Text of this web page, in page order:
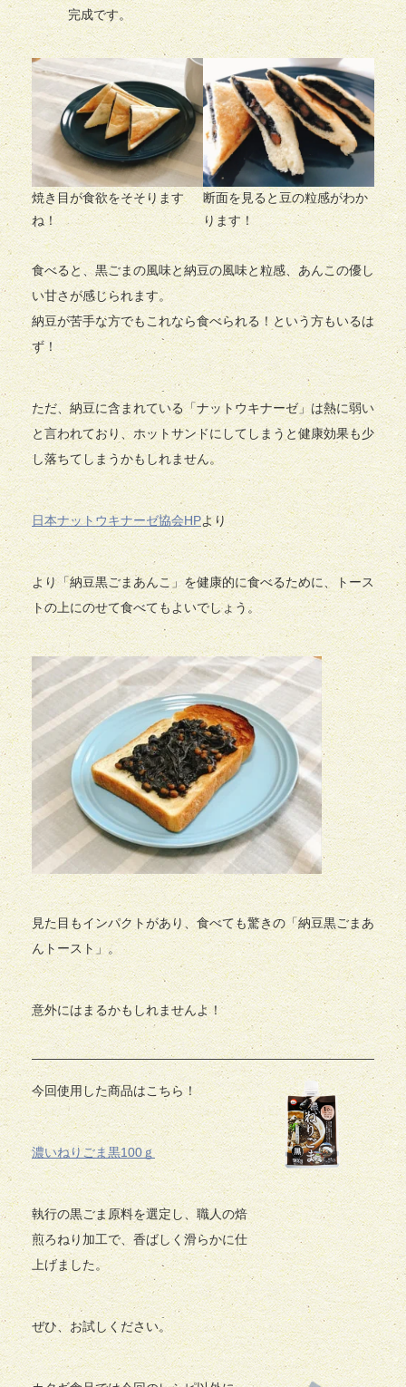
完成です。
焼き目が食欲をそそります
ね！
断面を見ると豆の粒感がわか
ります！
食べると、黒ごまの風味と納豆の風味と粒感、あんこの優し
い甘さが感じられます。
納豆が苦手な方でもこれなら食べられる！という方もいるは
ず！
ただ、納豆に含まれている「ナットウキナーゼ」は熱に弱い
と言われており、ホットサンドにしてしまうと健康効果も少
し落ちてしまうかもしれません。
日本ナットウキナーゼ協会HPより
より「納豆黒ごまあんこ」を健康的に食べるために、トース
トの上にのせて食べてもよいでしょう。
見た目もインパクトがあり、食べても驚きの「納豆黒ごまあ
んトースト」。
意外にはまるかもしれませんよ！
今回使用した商品はこちら！
濃いねりごま黒100ｇ
執行の黒ごま原料を選定し、職人の焙
煎ろねり加工で、香ばしく滑らかに仕
上げました。
ぜひ、お試しください。